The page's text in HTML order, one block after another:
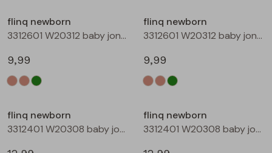
Bermuda's
flinq newborn
3312601 W20312 baby jongens T-shirt lm Taupe
9,99
flinq newborn
3312601 W20312 baby jongens T-shirt lm Groen mos
9,99
flinq newborn
3312401 W20308 baby jongens sweater Ecru melee
flinq newborn
3312401 W20308 baby jongens sweater Bruin